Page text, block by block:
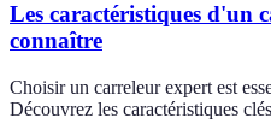
Les caractéristiques d'un
connaître
Choisir un carreleur expert est
Découvrez les caractéristiques